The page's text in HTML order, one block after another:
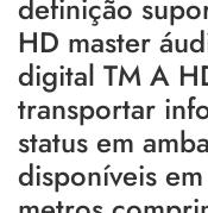
definição
HD master
digital TM A
transportar
status em
disponíveis